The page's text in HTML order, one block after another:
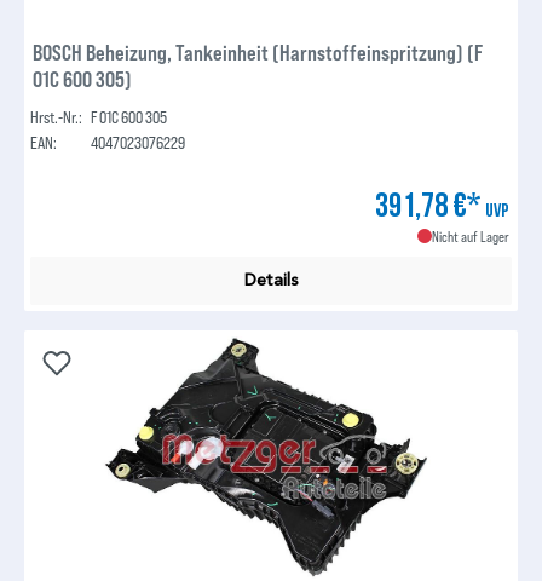
BOSCH Beheizung, Tankeinheit (Harnstoffeinspritzung) (F
01C 600 305)
Hrst.-Nr.: F 01C 600 305
EAN:
4047023076229
391,78 €* UVP
Nicht auf Lager
Details